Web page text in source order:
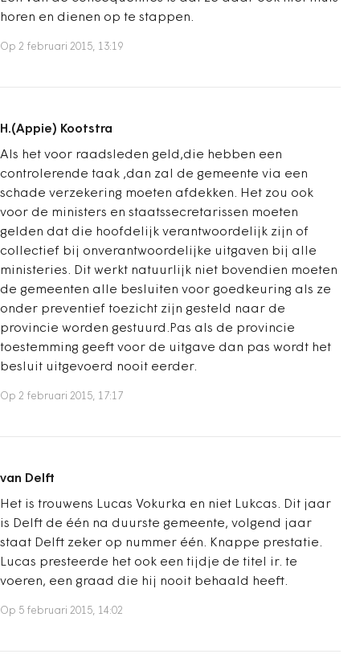
horen en dienen op te stappen.
Op 2 februari 2015, 13:19
H.(Appie) Kootstra
Als het voor raadsleden geld,die hebben een
controlerende taak ,dan zal de gemeente via een
schade verzekering moeten afdekken. Het zou ook
voor de ministers en staatssecretarissen moeten
gelden dat die hoofdelijk verantwoordelijk zijn of
collectief bij onverantwoordelijke uitgaven bij alle
ministeries. Dit werkt natuurlijk niet bovendien moeten
de gemeenten alle besluiten voor goedkeuring als ze
onder preventief toezicht zijn gesteld naar de
provincie worden gestuurd.Pas als de provincie
toestemming geeft voor de uitgave dan pas wordt het
besluit uitgevoerd nooit eerder.
Op 2 februari 2015, 17:17
van Delft
Het is trouwens Lucas Vokurka en niet Lukcas. Dit jaar
is Delft de één na duurste gemeente, volgend jaar
staat Delft zeker op nummer één. Knappe prestatie.
Lucas presteerde het ook een tijdje de titel ir. te
voeren, een graad die hij nooit behaald heeft.
Op 5 februari 2015, 14:02